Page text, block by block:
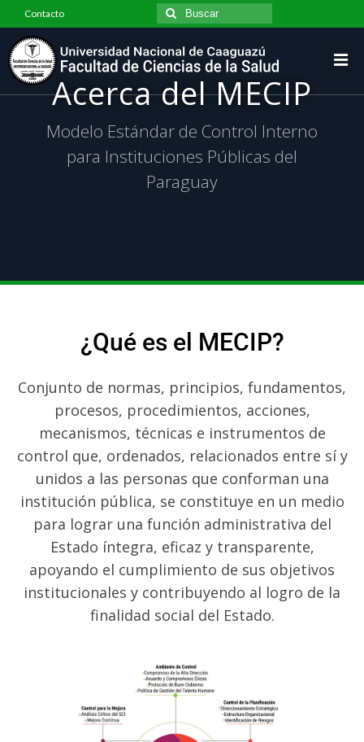
Contacto
Inicio
Institucional
Identidad Institucional
Infraestructura Edilicia
Convenios
Declaración Jurada de Intereses
Académico
Horario de exámenes
Carrera Licenciatura en Nutrición
Carrera Licenciatura en Enfermería
Bienestar Estudiantil
Horario de clases
Carrera Licenciatura en Nutrición
Carrera Licenciatura en Enfermería
Carrera Licenciatura en Nutrición
Carrera Licenciatura en Enfermería
Acerca del MECIP
Modelo Estándar de Control Interno
para Instituciones Públicas del
Paraguay
¿Qué es el MECIP?
Conjunto de normas, principios, fundamentos,
procesos, procedimientos, acciones,
mecanismos, técnicas e instrumentos de
control que, ordenados, relacionados entre sí y
unidos a las personas que conforman una
institución pública, se constituye en un medio
para lograr una función administrativa del
Estado íntegra, eficaz y transparente,
apoyando el cumplimiento de sus objetivos
institucionales y contribuyendo al logro de la
finalidad social del Estado.